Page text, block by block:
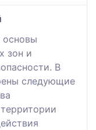
основы
зон и
В
следующие